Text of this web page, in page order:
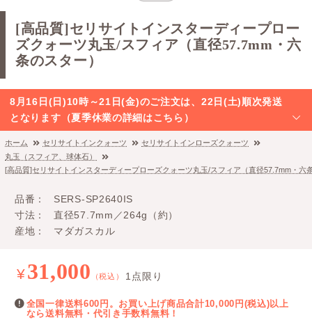
[高品質]セリサイトインスターディープロー
ズクォーツ丸玉/スフィア（直径57.7mm・六
条のスター）
8月16日(日)10時～21日(金)のご注文は、22日(土)順次発送
となります（夏季休業の詳細はこちら）
ホーム セリサイトインクォーツ
セリサイトインローズクォーツ
丸玉（スフィア、球体石）
[高品質]セリサイトインスターディープローズクォーツ丸玉/スフィア（直径57.7mm・六
品番
SERS-SP2640IS
寸法
直径57.7mm／264g（約）
産地
マダガスカル
¥31,000 （税込） 1点限り
全国一律送料600円。お買い上げ商品合計10,000円(税込)以上
なら送料無料・代引き手数料無料！